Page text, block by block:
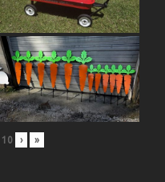
10 › »